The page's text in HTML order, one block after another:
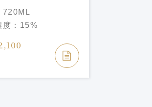
舞無濾過生原
Lining-
720ML
： 15%